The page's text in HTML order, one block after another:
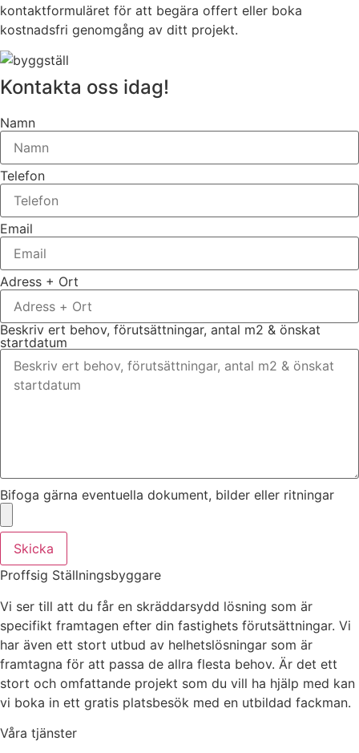
kontaktformuläret för att begära offert eller boka
kostnadsfri genomgång av ditt projekt.
Kontakta oss idag!
Namn
Telefon
Email
Adress + Ort
Beskriv ert behov, förutsättningar, antal m2 & önskat
startdatum
Bifoga gärna eventuella dokument, bilder eller ritningar
Skicka
Proffsig Ställningsbyggare
Vi ser till att du får en skräddarsydd lösning som är
specifikt framtagen efter din fastighets förutsättningar. Vi
har även ett stort utbud av helhetslösningar som är
framtagna för att passa de allra flesta behov. Är det ett
stort och omfattande projekt som du vill ha hjälp med kan
vi boka in ett gratis platsbesök med en utbildad fackman.
Våra tjänster